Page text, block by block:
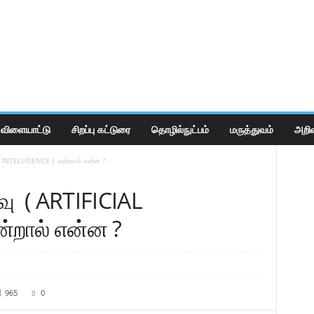
விளையாட்டு சிறப்பு கட்டுரை தொழில்நுட்பம் மருத்துவம்
INTELLIGENCE ) என்றால் என்ன ?
ARTIFICIAL
என்ன ?
965 0